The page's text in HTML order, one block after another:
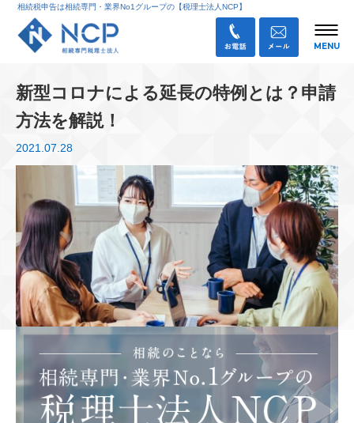
相続税申告は相続専門・業界No1グループの【税理士法人NCP】
新型コロナによる延長の特例とは？申請
方法を解説！
2021.07.28